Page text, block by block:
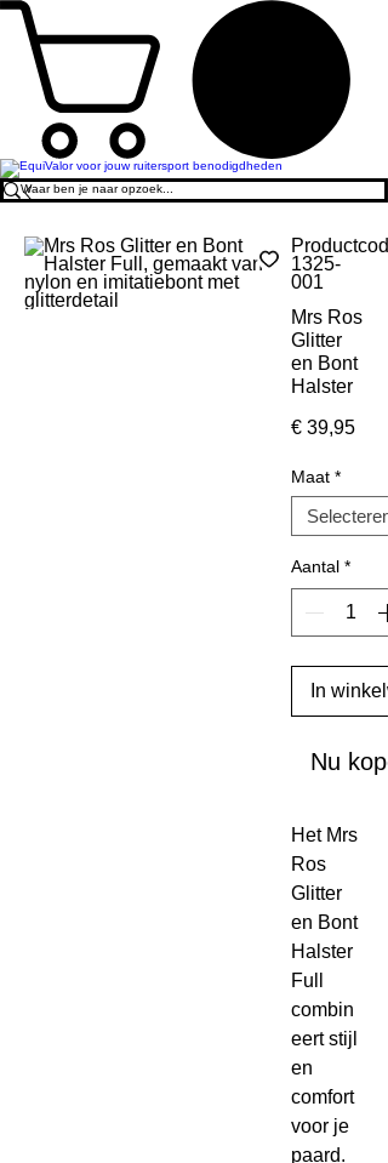
1325-
001
Mrs Ros
Glitter
en Bont
Halster
€ 39,95Prijs
Maat *
Aantal *
In
Nu
Het Mrs
Ros
Glitter
en Bont
Halster
Full
combin
eert stijl
en
comfort
voor je
paard.